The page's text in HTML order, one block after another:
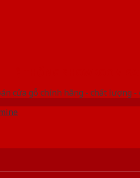
cửa gỗ chính hãng - chất lượng -